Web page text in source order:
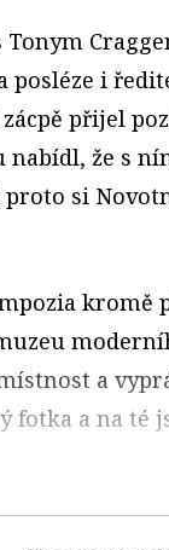
posléze i
přijel
nabídl, že s
si
kromě
a
fotka a na té